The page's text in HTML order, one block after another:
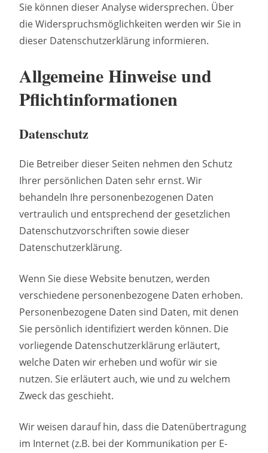
Sie können dieser Analyse widersprechen. Über
die Widerspruchsmöglichkeiten werden wir Sie in
dieser Datenschutzerklärung informieren.
Allgemeine Hinweise und
Pflichtinformationen
Datenschutz
Die Betreiber dieser Seiten nehmen den Schutz
Ihrer persönlichen Daten sehr ernst. Wir
behandeln Ihre personenbezogenen Daten
vertraulich und entsprechend der gesetzlichen
Datenschutzvorschriften sowie dieser
Datenschutzerklärung.
Wenn Sie diese Website benutzen, werden
verschiedene personenbezogene Daten erhoben.
Personenbezogene Daten sind Daten, mit denen
Sie persönlich identifiziert werden können. Die
vorliegende Datenschutzerklärung erläutert,
welche Daten wir erheben und wofür wir sie
nutzen. Sie erläutert auch, wie und zu welchem
Zweck das geschieht.
Wir weisen darauf hin, dass die Datenübertragung
im Internet (z.B. bei der Kommunikation per E-